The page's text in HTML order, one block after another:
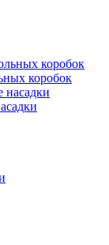
коробок